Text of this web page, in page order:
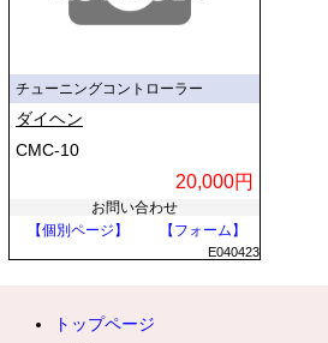
チューニングコントローラー
ダイヘン
CMC-10
20,000円
お問い合わせ
【個別ページ】
【フォーム】
E040423
トップページ